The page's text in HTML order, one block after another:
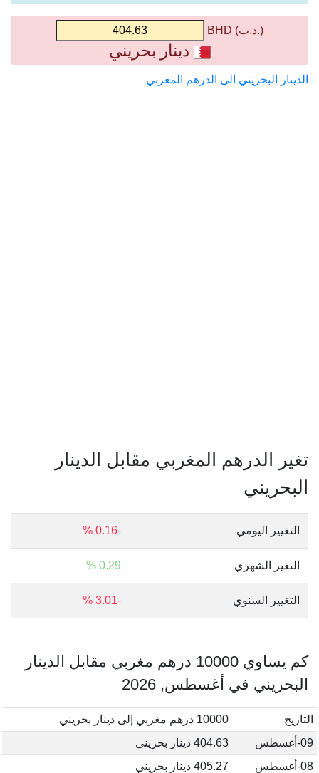
(.د.ب) BHD
دينار بحريني
الدينار البحريني الى الدرهم المغربي
تغير الدرهم المغربي مقابل الدينار
البحريني
التغيير اليومي -0.16 %
التغير الشهري 0.29 %
التغيير السنوي -3.01 %
كم يساوي 10000 درهم مغربي مقابل الدينار
البحريني في أغسطس, 2026
التاريخ
10000 درهم مغربي إلى دينار بحريني
09-أغسطس
404.63 دينار بحريني
08-أغسطس
405.27 دينار بحريني